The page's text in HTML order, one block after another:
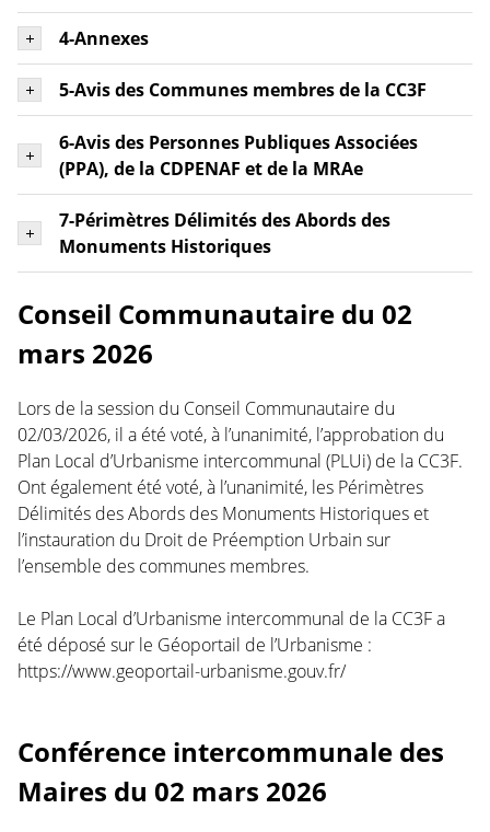
4-Annexes
5-Avis des Communes membres de la CC3F
6-Avis des Personnes Publiques Associées
(PPA), de la CDPENAF et de la MRAe
7-Périmètres Délimités des Abords des
Monuments Historiques
Conseil Communautaire du 02
mars 2026
Lors de la session du Conseil Communautaire du
02/03/2026, il a été voté, à l’unanimité, l’approbation du
Plan Local d’Urbanisme intercommunal (PLUi) de la CC3F.
Ont également été voté, à l’unanimité, les Périmètres
Délimités des Abords des Monuments Historiques et
l’instauration du Droit de Préemption Urbain sur
l’ensemble des communes membres.
Le Plan Local d’Urbanisme intercommunal de la CC3F a
été déposé sur le Géoportail de l’Urbanisme :
https://www.geoportail-urbanisme.gouv.fr/
Conférence intercommunale des
Maires du 02 mars 2026